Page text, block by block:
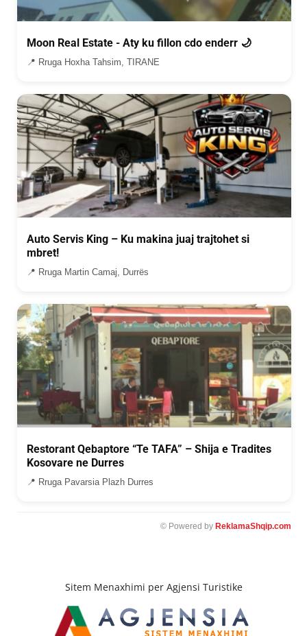
Moon Real Estate - Aty ku fillon cdo enderr 🌙
📍 Rruga Hoxha Tahsim, TIRANE
Auto Servis King – Ku makina juaj trajtohet si
mbret!
📍 Rruga Martin Camaj, Durrës
Restorant Qebaptore “Te TAFA” – Shija e Tradites
Kosovare ne Durres
📍 Rruga Pavarsia Plazh Durres
© Powered by ReklamaShqip.com
Sitem Menaxhimi per Agjensi Turistike